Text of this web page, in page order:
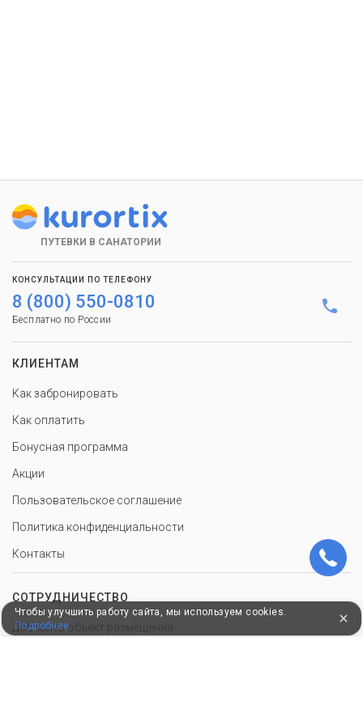
ПУТЕВКИ В САНАТОРИИ
КОНСУЛЬТАЦИИ ПО ТЕЛЕФОНУ
8 (800) 550-0810
Бесплатно по России
КЛИЕНТАМ
Как забронировать
Как оплатить
Бонусная программа
Акции
Пользовательское соглашение
Политика конфиденциальности
Контакты
СОТРУДНИЧЕСТВО
Добавить объект размещения
Чтобы улучшить работу сайта, мы используем cookies.
Подробнее